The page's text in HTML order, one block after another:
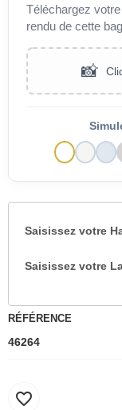
Téléchargez
rendu de cette
📸
Saisissez votre
Saisissez votre
RÉFÉRENCE
46264
favorite_border